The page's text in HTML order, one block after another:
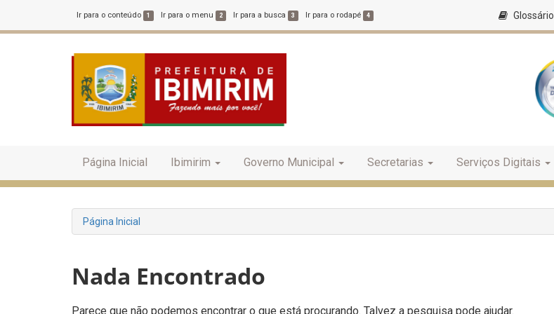
Ir para o conteúdo 1 Ir para o menu 2 Ir para a busca 3 Ir para o rodapé 4 Glossário
Página Inicial Ibimirim Governo Municipal Secretarias Serviços Digitais
Página Inicial
Nada Encontrado
Parece que não podemos encontrar o que está procurando. Talvez a pesquisa pode ajudar.